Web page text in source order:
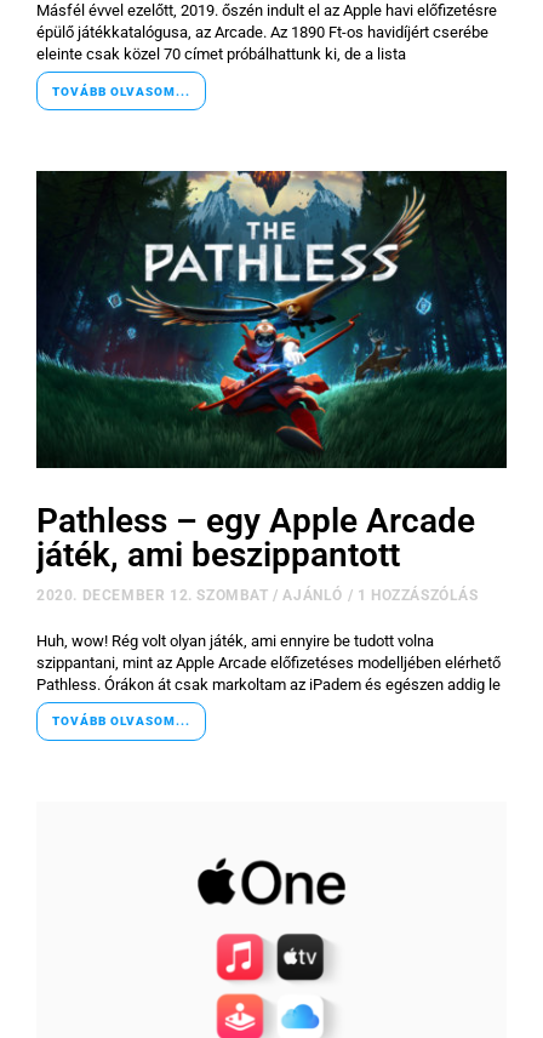
Másfél évvel ezelőtt, 2019. őszén indult el az Apple havi előfizetésre
épülő játékkatalógusa, az Arcade. Az 1890 Ft-os havidíjért cserébe
eleinte csak közel 70 címet próbálhattunk ki, de a lista
TOVÁBB OLVASOM...
Pathless – egy Apple Arcade
játék, ami beszippantott
2020. DECEMBER 12. SZOMBAT / AJÁNLÓ / 1 HOZZÁSZÓLÁS
Huh, wow! Rég volt olyan játék, ami ennyire be tudott volna
szippantani, mint az Apple Arcade előfizetéses modelljében elérhető
Pathless. Órákon át csak markoltam az iPadem és egészen addig le
TOVÁBB OLVASOM...